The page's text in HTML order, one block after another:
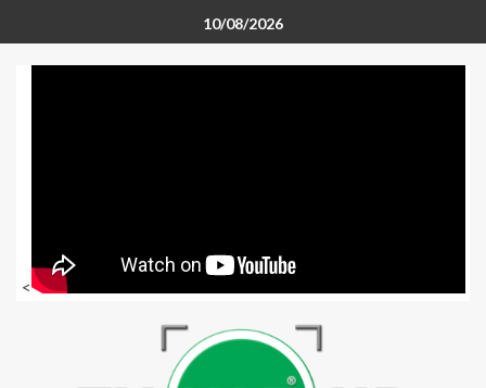
10/08/2026
<